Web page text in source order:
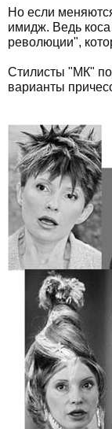
Но если
имидж. Ведь
революции",
Стилисты "МК"
варианты